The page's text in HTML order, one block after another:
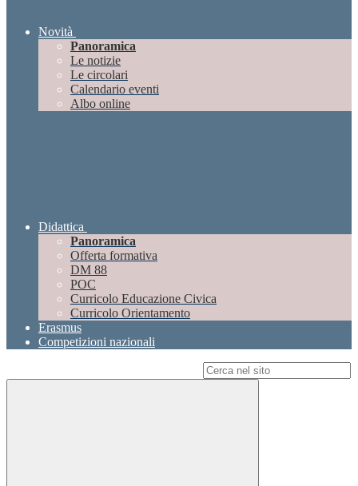
Novità
Panoramica
Le notizie
Le circolari
Calendario eventi
Albo online
Didattica
Panoramica
Offerta formativa
DM 88
POC
Curricolo Educazione Civica
Curricolo Orientamento
Erasmus
Competizioni nazionali